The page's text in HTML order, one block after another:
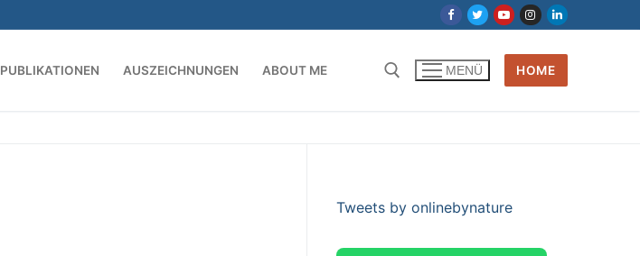
PUBLIKATIONEN AUSZEICHNUNGEN ABOUT ME MENÜ HOME
Tweets by onlinebynature